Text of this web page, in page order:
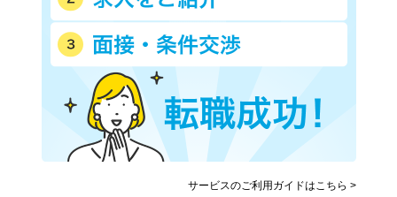
サービスのご利用ガイドはこちら >